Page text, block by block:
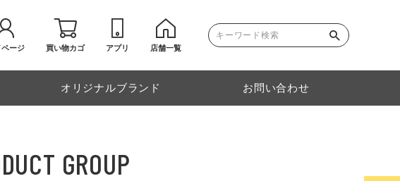
ページ 買い物カゴ アプリ 店舗一覧
オリジナルブランド お問い合わせ
GROUP